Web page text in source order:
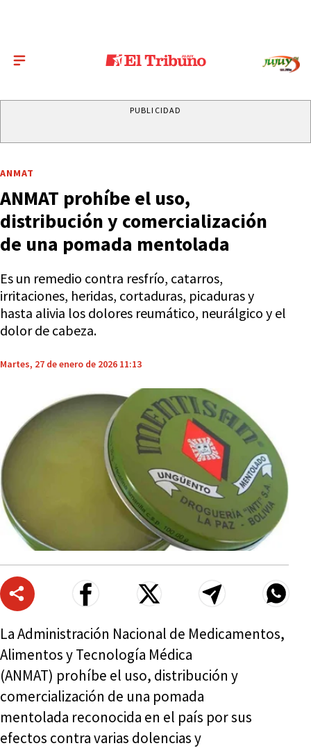
PUBLICIDAD
ANMAT
ANMAT prohíbe el uso,
distribución y comercialización
de una pomada mentolada
Es un remedio contra resfrío, catarros,
irritaciones, heridas, cortaduras, picaduras y
hasta alivia los dolores reumático, neurálgico y el
dolor de cabeza.
Martes, 27 de enero de 2026 11:13
La Administración Nacional de Medicamentos,
Alimentos y Tecnología Médica
(ANMAT) prohíbe el uso, distribución y
comercialización de una pomada
mentolada reconocida en el país por sus
efectos contra varias dolencias y